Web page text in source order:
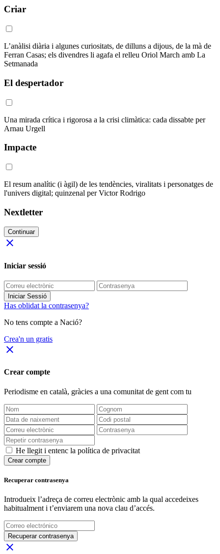
Criar
L’anàlisi diària i algunes curiositats, de dilluns a dijous, de la mà de
Ferran Casas; els divendres li agafa el relleu Oriol March amb La
Setmanada
El despertador
Una mirada crítica i rigorosa a la crisi climàtica: cada dissabte per
Arnau Urgell
Impacte
El resum analític (i àgil) de les tendències, viralitats i personatges de
l'univers digital; quinzenal per Victor Rodrigo
Nextletter
Continuar
close
Iniciar sessió
Iniciar Sessió
Has oblidat la contrasenya?
No tens compte a Nació?
Crea'n un gratis
close
Crear compte
Periodisme en català, gràcies a una comunitat de gent com tu
He llegit i entenc la política de privacitat
Crear compte
Recuperar contrasenya
Introdueix l’adreça de correu electrònic amb la qual accedeixes
habitualment i t’enviarem una nova clau d’accés.
Recuperar contrasenya
close